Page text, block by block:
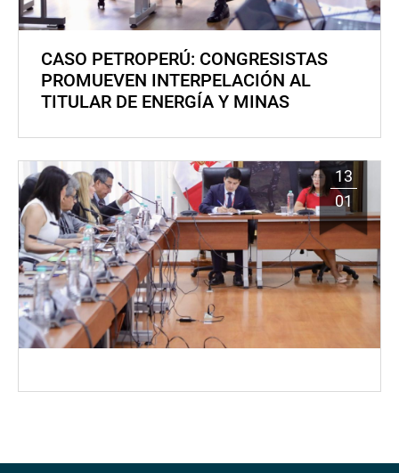
CASO PETROPERÚ: CONGRESISTAS
PROMUEVEN INTERPELACIÓN AL
TITULAR DE ENERGÍA Y MINAS
13
01